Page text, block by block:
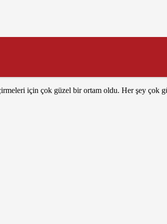
dedik. El birliği ile hazırladığımız
için çok güzel bir ortam oldu. Her şey çok